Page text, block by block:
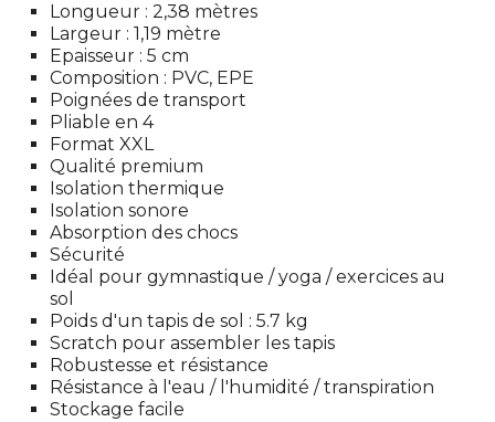
Longueur : 2,38 mètres
Largeur : 1,19 mètre
Epaisseur : 5 cm
Composition : PVC, EPE
Poignées de transport
Pliable en 4
Format XXL
Qualité premium
Isolation thermique
Isolation sonore
Absorption des chocs
Sécurité
Idéal pour gymnastique / yoga / exercices au
sol
Poids d'un tapis de sol : 5.7 kg
Scratch pour assembler les tapis
Robustesse et résistance
Résistance à l'eau / l'humidité / transpiration
Stockage facile